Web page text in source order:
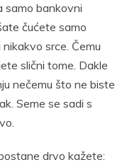
samo bankovni
čućete samo
srce. Čemu
slični tome. Dakle
nečemu što ne biste
Seme se sadi s
drvo kažete: